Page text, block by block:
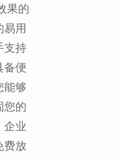
果的
易用
支持
备便
能够
您的
企业
费放